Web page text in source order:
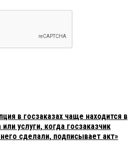
в госзаказах чаще находится в
услуги, когда госзаказчик
сделали, подписывает акт»